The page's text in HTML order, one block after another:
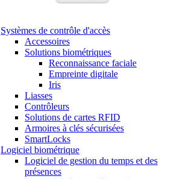
Systèmes de contrôle d'accès
Accessoires
Solutions biométriques
Reconnaissance faciale
Empreinte digitale
Iris
Liasses
Contrôleurs
Solutions de cartes RFID
Armoires à clés sécurisées
SmartLocks
Logiciel biométrique
Logiciel de gestion du temps et des
présences